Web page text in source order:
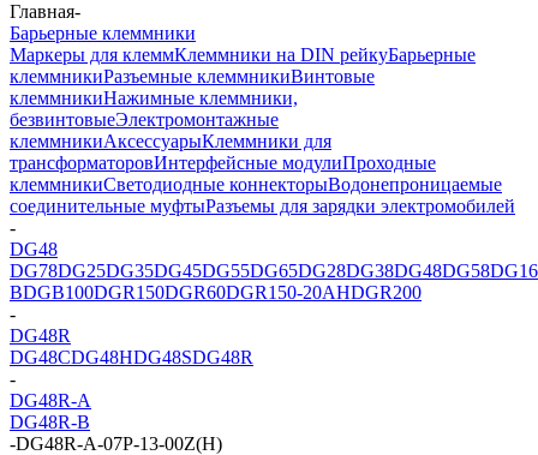
Главная-
Барьерные клеммники
Маркеры для клеммКлеммники на DIN рейкуБарьерные
клеммникиРазъемные клеммникиВинтовые
клеммникиНажимные клеммники,
безвинтовыеЭлектромонтажные
клеммникиАксессуарыКлеммники для
трансформаторовИнтерфейсные модулиПроходные
клеммникиСветодиодные коннекторыВодонепроницаемые
соединительные муфтыРазъемы для зарядки электромобилей
-
DG48
DG78DG25DG35DG45DG55DG65DG28DG38DG48DG58DG16
BDGB100DGR150DGR60DGR150-20AHDGR200
-
DG48R
DG48CDG48HDG48SDG48R
-
DG48R-A
DG48R-B
-DG48R-A-07P-13-00Z(H)